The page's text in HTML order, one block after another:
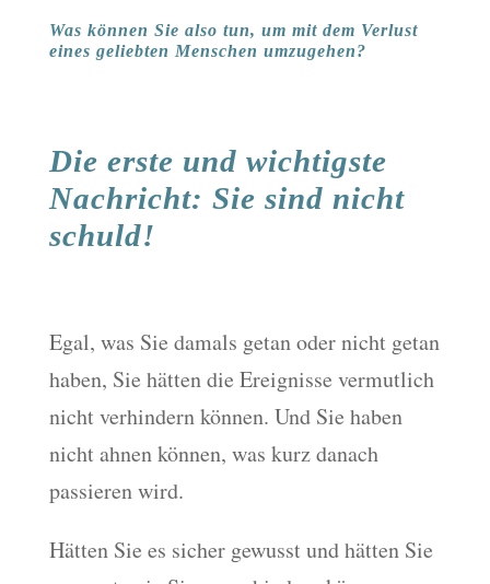
Was können Sie also tun, um mit dem Verlust
eines geliebten Menschen umzugehen?
Die erste und wichtigste
Nachricht: Sie sind nicht
schuld!
Egal, was Sie damals getan oder nicht getan
haben, Sie hätten die Ereignisse vermutlich
nicht verhindern können. Und Sie haben
nicht ahnen können, was kurz danach
passieren wird.
Hätten Sie es sicher gewusst und hätten Sie